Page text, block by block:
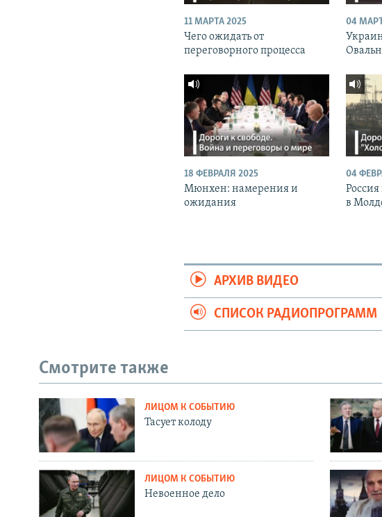
11 МАРТА 2025
Чего ожидать от
переговорного процесса
04
18 ФЕВРАЛЯ 2025
Мюнхен: намерения и
ожидания
04
в
АРХИВ ВИДЕО
СПИСОК РАДИОПРОГРАММ
Смотрите также
ЛИЦОМ К СОБЫТИЮ
Тасует колоду
ЛИЦОМ К СОБЫТИЮ
Невоенное дело